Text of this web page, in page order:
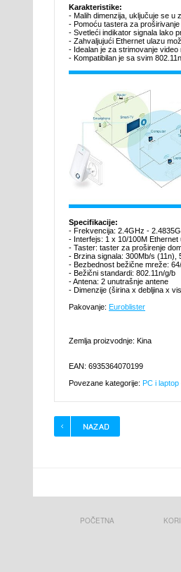
Karakteristike:
- Malih dimenzija, uključuje se u
- Pomoću tastera za
- Svetleći indikator signala lako
- Zahvaljujući Ethernet ulazu
- Idealan je za strimovanje
- Kompatibilan je sa svim
Specifikacije:
- Frekvencija: 2.4GHz -
- Interfejs: 1 x 10/100M Ethernet
- Taster: taster za proširenje
- Brzina signala: 300Mb/s (11n),
- Bezbednost bežične mreže:
- Bežični standardi: 802.11n/g/b
- Antena: 2 unutrašnje antene
- Dimenzije (širina x debljina x
Pakovanje: Euroblister
Zemlja proizvodnje: Kina
EAN: 6935364070199
Povezane kategorije: PC i
POČETNA